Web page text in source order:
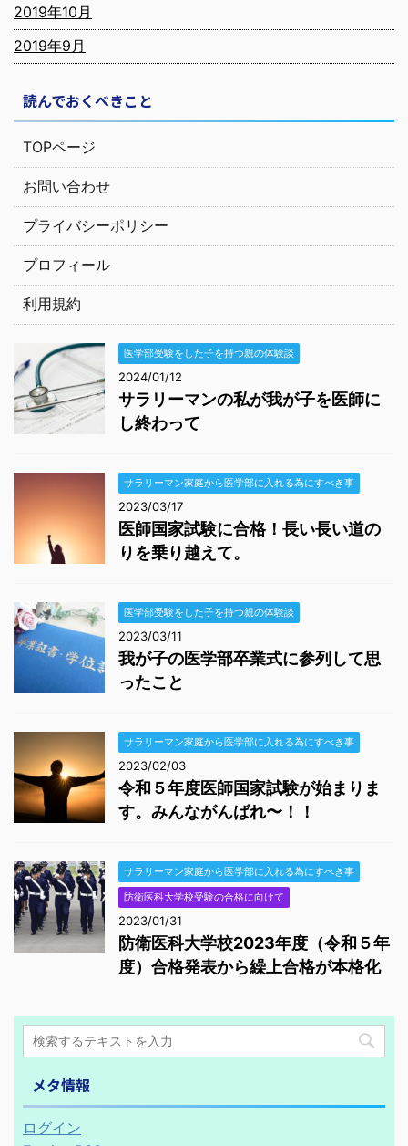
2019年10月
2019年9月
読んでおくべきこと
TOPページ
お問い合わせ
プライバシーポリシー
プロフィール
利用規約
医学部受験をした子を持つ親の体験談
2024/01/12
サラリーマンの私が我が子を医師に
し終わって
サラリーマン家庭から医学部に入れる為にすべき事
2023/03/17
医師国家試験に合格！長い長い道の
りを乗り越えて。
医学部受験をした子を持つ親の体験談
2023/03/11
我が子の医学部卒業式に参列して思
ったこと
サラリーマン家庭から医学部に入れる為にすべき事
2023/02/03
令和５年度医師国家試験が始まりま
す。みんながんばれ〜！！
サラリーマン家庭から医学部に入れる為にすべき事
防衛医科大学校受験の合格に向けて
2023/01/31
防衛医科大学校2023年度（令和５年
度）合格発表から繰上合格が本格化
メタ情報
ログイン